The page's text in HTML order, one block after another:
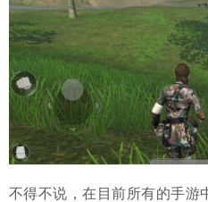
不得不说，在目前所有的手游